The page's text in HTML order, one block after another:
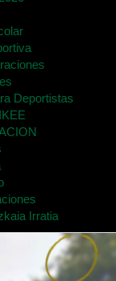
Deportistas
Irratia